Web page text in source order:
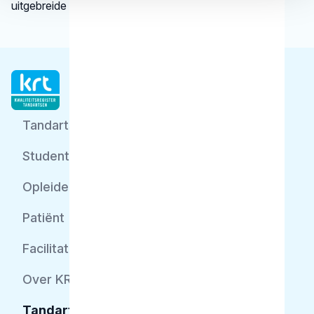
uitgebreide informatie.
Tandarts
Student
Opleider
Patiënt
Facilitator
Over KRT
Tandarts